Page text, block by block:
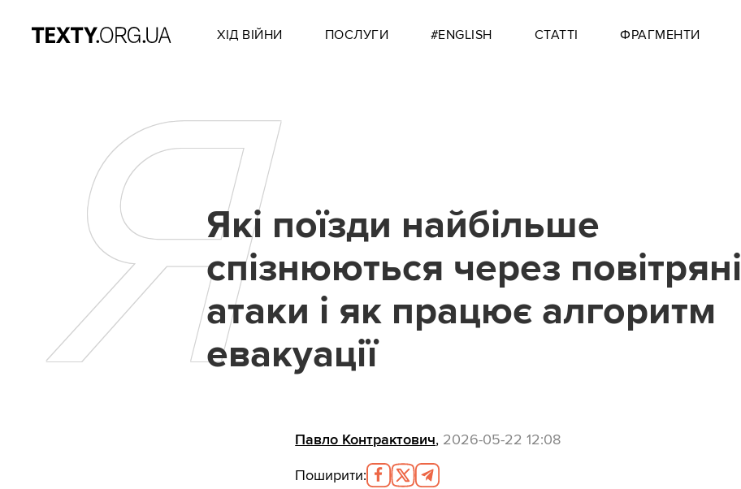
ХІД ВІЙНИ ПОСЛУГИ #ENGLISH СТАТТІ ФРАГМЕНТИ
ЯЯкі поїзди найбільше
спізнюються через повітряні
атаки і як працює алгоритм
евакуації
Павло Контрактович, 2026-05-22 12:08
Поширити: